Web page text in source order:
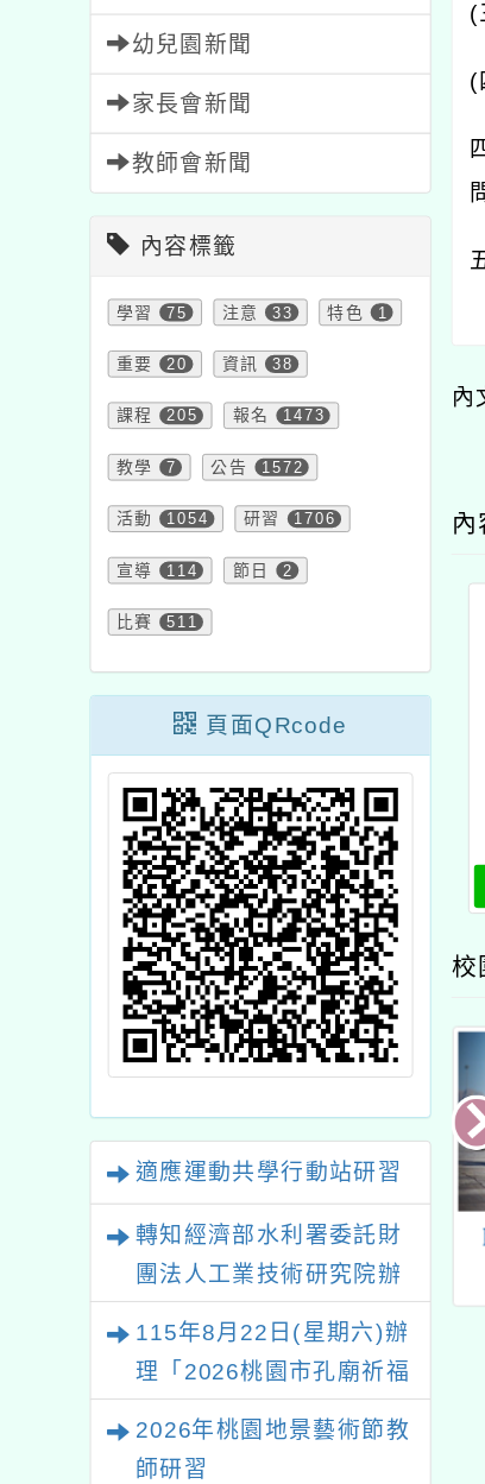
幼兒園新聞
家長會新聞
教師會新聞
內容標籤
學習 75 注意 33 特色 1
重要 20 資訊 38
課程 205 報名 1473
教學 7 公告 1572
活動 1054 研習 1706
宣導 114 節日 2
比賽 511
頁面QRcode
適應運動共學行動站研習
轉知經濟部水利署委託財
團法人工業技術研究院辦
績優單位及節水達人選拔
活動」
115年8月22日(星期六)辦
理「2026桃園市孔廟祈福
系列活動—儒門初開 智慧
啟航」
2026年桃園地景藝術節教
師研習
(
(
內
內
校
衛生福利部疾
署(以下簡稱疾
署)委託財團法
學基金會辦理
滋病防治『密
』種子師資培
中華民國兒童美術教育
學會辦理「中華民國選
拔參加日 本第五十五
回世界兒童畫展」全國
徵畫比賽一案